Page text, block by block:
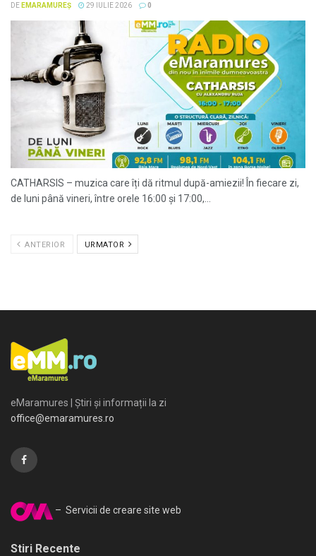
DE EMARAMUREȘ 29 IULIE 2026 0
CATHARSIS – muzica care îți dă ritmul după-amiezii! În fiecare zi,
de luni până vineri, între orele 16:00 și 17:00,...
ANTERIOR URMATOR
eMaramures | Știri și informații la zi
office@emaramures.ro
– Servicii de creare site web
Stiri Recente